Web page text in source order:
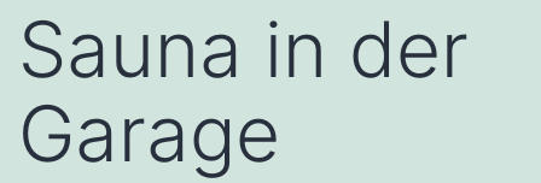
Sauna in der
Garage